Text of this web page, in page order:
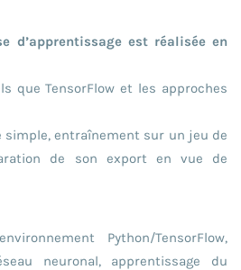
d’apprentissage est réalisée en
que TensorFlow et les approches
simple, entraînement sur un jeu de
de son export en vue de
Python/TensorFlow,
neuronal, apprentissage du